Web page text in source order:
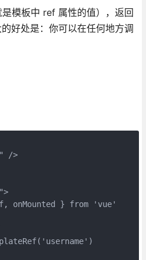
模板中 ref 属性的值），返回
好处是：你可以在任何地方调
/>
onMounted } from 'vue'